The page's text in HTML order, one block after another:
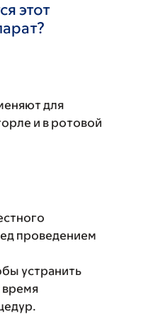
этот
для
и в ротовой
проведением
устранить